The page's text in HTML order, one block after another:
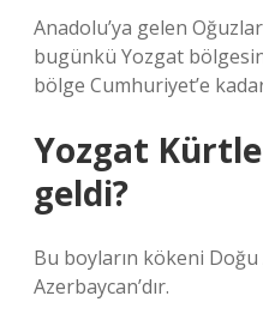
Anadolu’ya gelen
bugünkü Yozgat
bölge Cumhuriyet’e
Yozgat
geldi?
Bu boyların kökeni
Azerbaycan’dır.